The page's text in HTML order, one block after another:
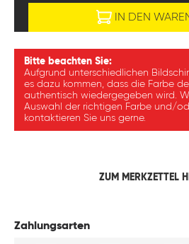
IN DEN
Bitte beachten Sie:
Aufgrund unterschiedlichen
es dazu kommen, dass die Farbe
authentisch wiedergegeben wird.
Auswahl der richtigen Farbe und/
kontaktieren Sie uns gerne.
ZUM MERKZETTEL
Zahlungsarten